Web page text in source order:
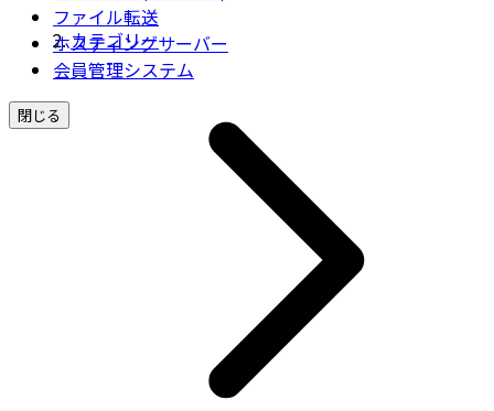
ファイル転送
ホスティングサーバー
会員管理システム
閉じる
カテゴリー